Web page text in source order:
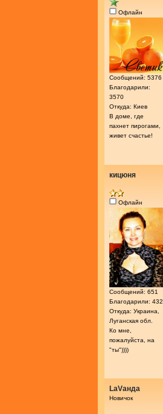
Офлайн
Сообщений: 5376
Благодарили:
3570
Откуда: Киев
В доме, где
пахнет пирогами,
живет счастье!
кицюня
Офлайн
Сообщений: 651
Благодарили: 432
Откуда: Украина,
Луганская обл.
Ко мне,
пожалуйста, на
"ты"))))
LаVанда
Новичок